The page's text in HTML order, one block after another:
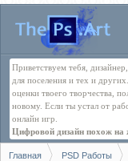
Приветствуем тебя,
для поселения и тех и
оценки твоего творчества,
новому. Если ты устал от
онлайн игр.
Цифровой дизайн похож на
Главная PSD Работы